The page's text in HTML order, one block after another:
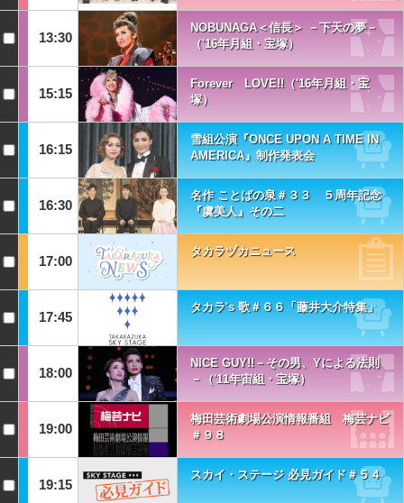
13:30
NOBUNAGA＜信長＞ －下天の夢－
（'16年月組・宝塚）
15:15
Forever LOVE!!（'16年月組・宝
塚）
16:15
雪組公演『ONCE UPON A TIME IN
AMERICA』制作発表会
16:30
名作 ことばの泉＃３３ ５周年記念
『虞美人』その二
17:00
タカラヅカニュース
17:45
タカラ's 歌＃６６「藤井大介特集」
18:00
NICE GUY!!－その男、Yによる法則
－（'11年宙組・宝塚）
19:00
梅田芸術劇場公演情報番組 梅芸ナビ
＃９８
19:15
スカイ・ステージ 必見ガイド＃５４